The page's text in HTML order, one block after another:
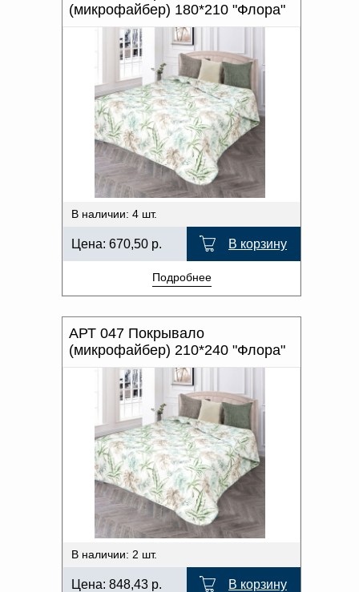
(микрофайбер) 180*210 "Флора"
В наличии: 4 шт.
Цена: 670,50 р. В корзину
Подробнее
АРТ 047 Покрывало
(микрофайбер) 210*240 "Флора"
В наличии: 2 шт.
Цена: 848,43 р. В корзину